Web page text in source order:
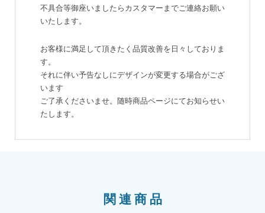
不具合等御座いましたらカスタマーまでご連絡お願い
いたします。
お客様に満足して頂きたく品質改善を日々しておりま
す。
それに伴い予告なしにデザインが変更する場合がござ
います
ご了承くださいませ。随時商品ページにてお知らせい
たします。
関連商品